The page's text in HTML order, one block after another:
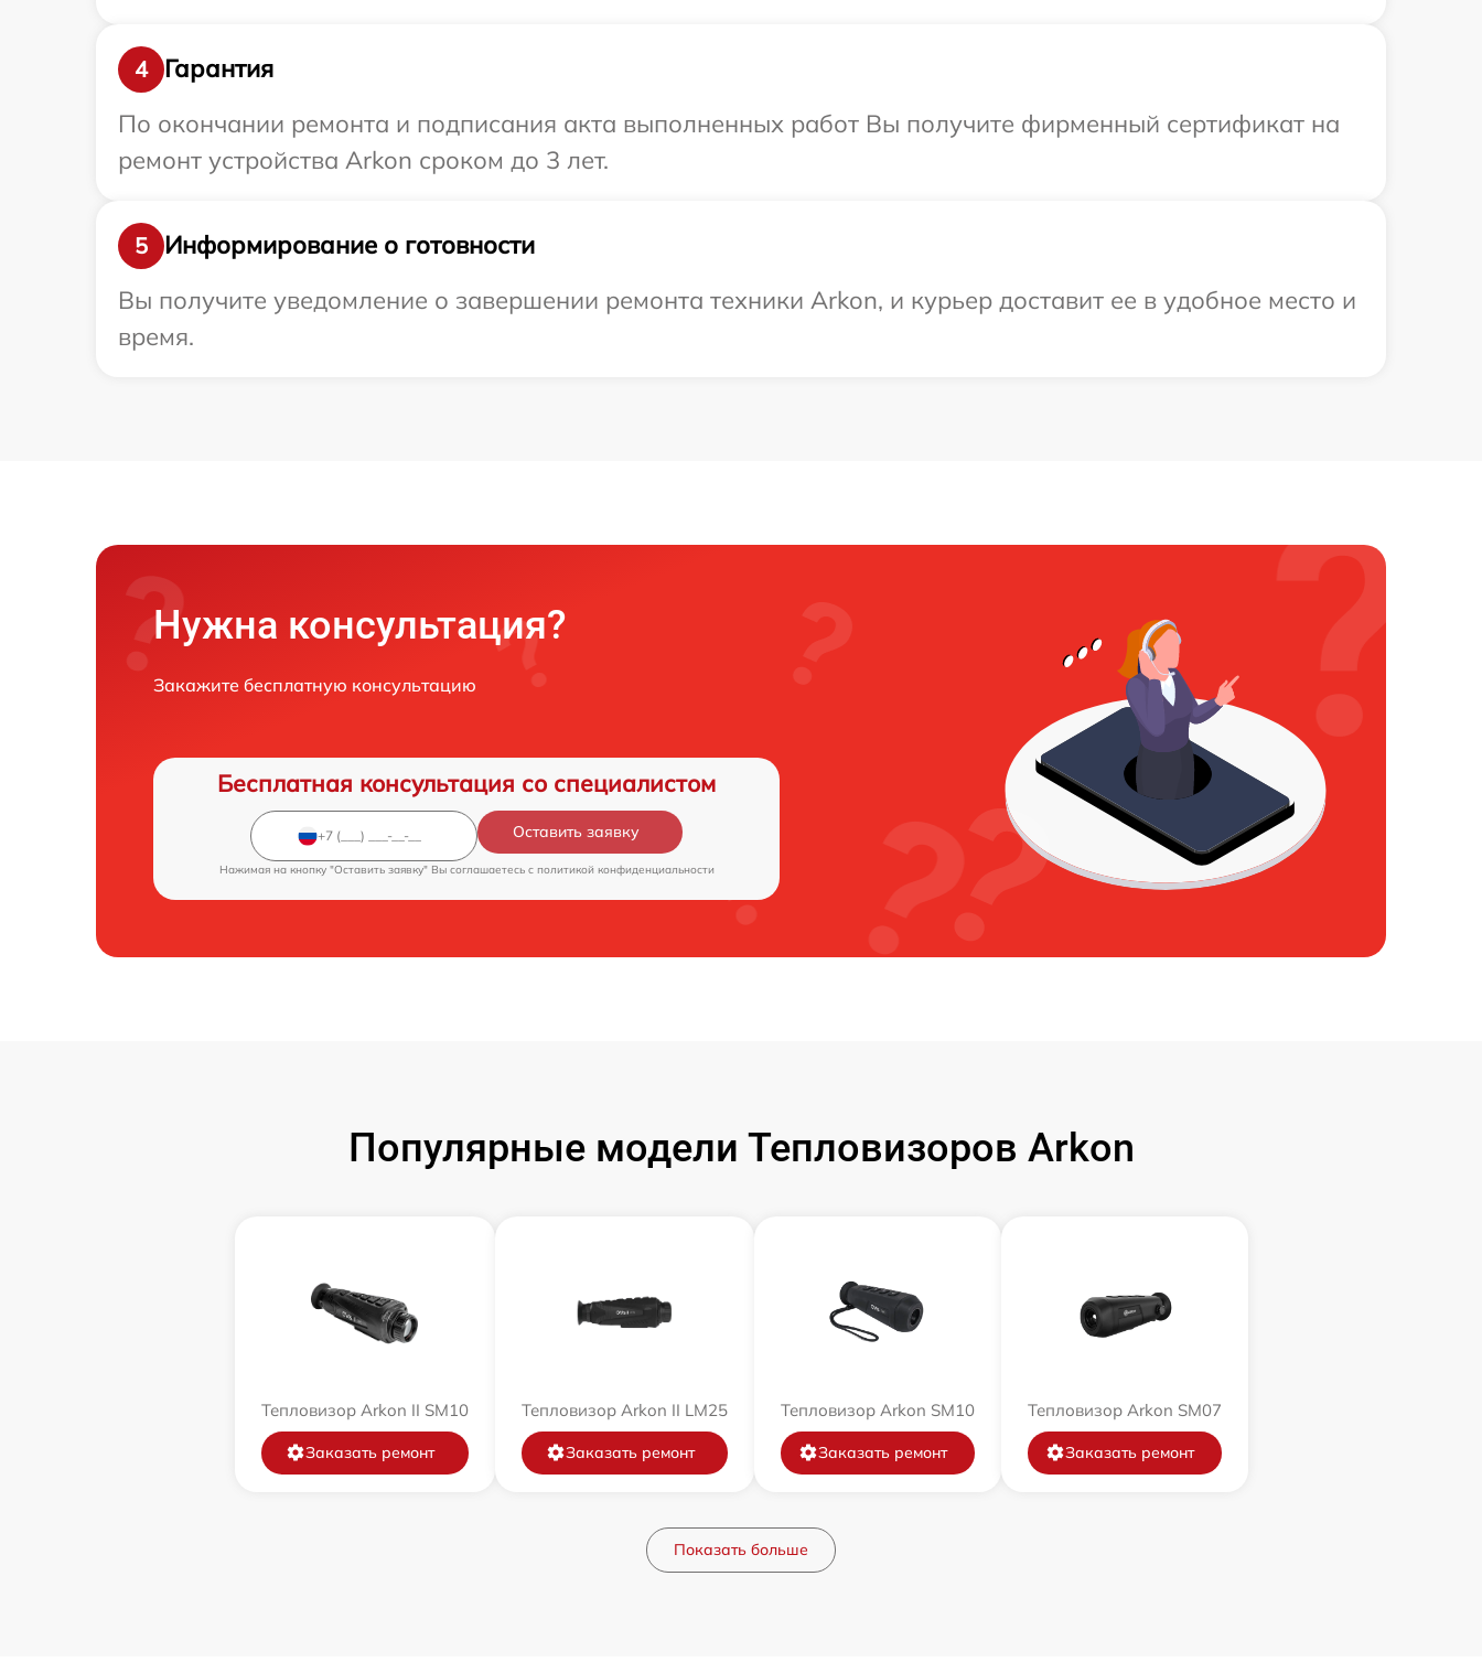
4
Гарантия
По окончании ремонта и подписания акта выполненных работ Вы получите фирменный сертификат на
ремонт устройства Arkon сроком до 3 лет.
5
Информирование о готовности
Вы получите уведомление о завершении ремонта техники Arkon, и курьер доставит ее в удобное место и
время.
Нужна консультация?
Закажите бесплатную консультацию
Бесплатная консультация со специалистом
Оставить заявку
Нажимая на кнопку "Оставить заявку" Вы соглашаетесь c политикой конфиденциальности
Популярные модели Тепловизоров Arkon
Тепловизор Arkon II SM10
Заказать ремонт
Тепловизор Arkon II LM25
Заказать ремонт
Тепловизор Arkon SM10
Заказать ремонт
Тепловизор Arkon SM07
Заказать ремонт
Показать больше